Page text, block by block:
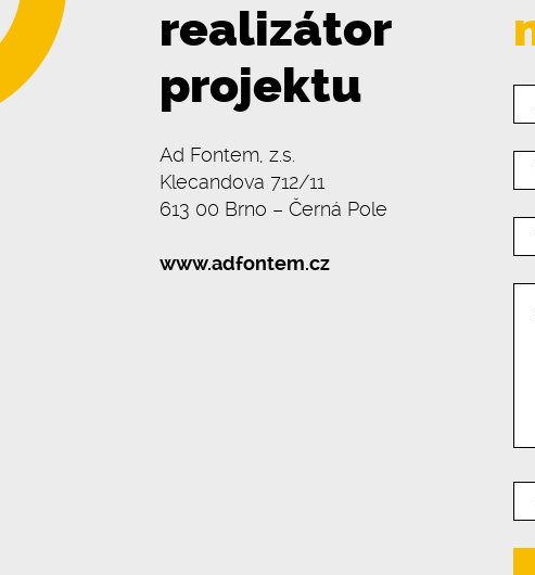
realizátor
projektu
Ad Fontem, z.s.
Klecandova 712/11
613 00 Brno – Černá Pole
www.adfontem.cz